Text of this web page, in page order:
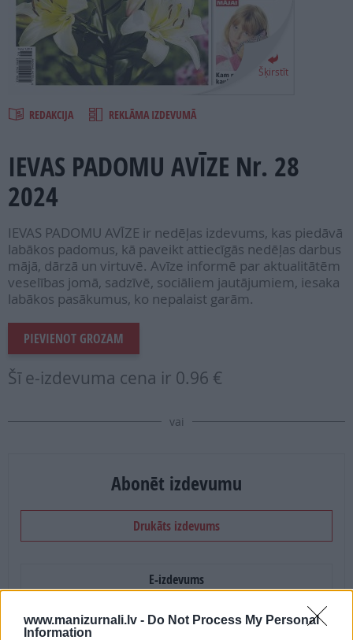
www.manizurnali.lv - Do Not Process My Personal
Information
SEARCH
Šķirstīt
REDAKCIJA REKLĀMA IZDEVUMĀ
IEVAS PADOMU AVĪZE Nr. 28
2024
IEVAS PADOMU AVĪZE ir nedēļas izdevums, kas piedāvā
labākos padomus, kā paveikt attiecīgās nedēļas darbus
mājā, dārzā un virtuvē. Avīze informē par aktualitātēm
veselības jomā, sadzīvē, sociāliem jautājumiem, iesaka
labākos pasākumus, ko nepalaist garām.
PIEVIENOT GROZAM
Šī e-izdevuma cena ir 0.96 €
vai
Abonēt izdevumu
Drukāts izdevums
E-izdevums
Abonēšanas perioda sākums: